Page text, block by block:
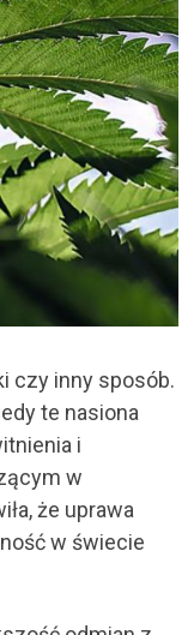
czy inny sposób.
te nasiona
i
w
że uprawa
w świecie